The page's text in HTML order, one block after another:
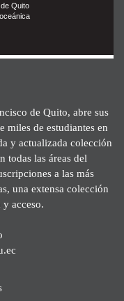
Quito
de Quito, abre sus
miles de estudiantes en
y actualizada colección
todas las áreas del
a las más
una extensa colección
acceso.